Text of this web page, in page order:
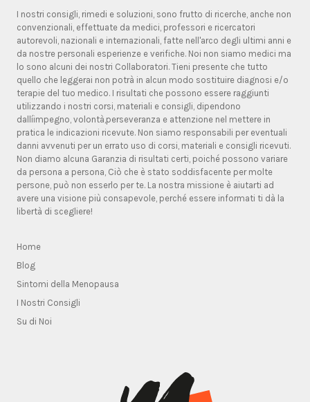
I nostri consigli, rimedi e soluzioni, sono frutto di ricerche, anche non
convenzionali, effettuate da medici, professori e ricercatori
autorevoli, nazionali e internazionali, fatte nell'arco degli ultimi anni e
da nostre personali esperienze e verifiche. Noi non siamo medici ma
lo sono alcuni dei nostri Collaboratori. Tieni presente che tutto
quello che leggerai non potrà in alcun modo sostituire diagnosi e/o
terapie del tuo medico. I risultati che possono essere raggiunti
utilizzando i nostri corsi, materiali e consigli, dipendono
dallíimpegno, volontà,perseveranza e attenzione nel mettere in
pratica le indicazioni ricevute. Non siamo responsabili per eventuali
danni avvenuti per un errato uso di corsi, materiali e consigli ricevuti.
Non diamo alcuna Garanzia di risultati certi, poiché possono variare
da persona a persona, Ciò che è stato soddisfacente per molte
persone, può non esserlo per te. La nostra missione è aiutarti ad
avere una visione più consapevole, perché essere informati ti dà la
libertà di scegliere!
Home
Blog
Sintomi della Menopausa
I Nostri Consigli
Su di Noi